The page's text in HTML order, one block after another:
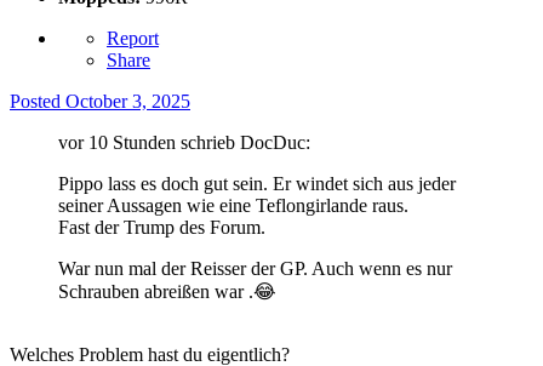
Report
Share
Posted October 3, 2025
vor 10 Stunden schrieb DocDuc:
Pippo lass es doch gut sein. Er windet sich aus jeder
seiner Aussagen wie eine Teflongirlande raus.
Fast der Trump des Forum.
War nun mal der Reisser der GP. Auch wenn es nur
Schrauben abreißen war .😂
Welches Problem hast du eigentlich?